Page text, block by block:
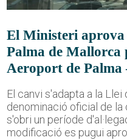
El Ministeri aprova
Palma de Mallorca
Aeroport de
El canvi s'adapta a la
denominació oficial de la
s'obri un període
modificació es pugui